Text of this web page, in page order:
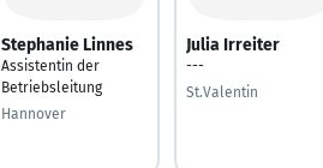
Stephanie Linnes
Assistentin der
Betriebsleitung
Hannover
Julia Irreiter
---
St.Valentin